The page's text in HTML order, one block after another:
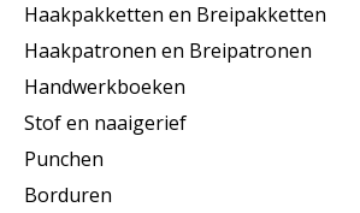
Haakpakketten en Breipakketten
Haakpatronen en Breipatronen
Handwerkboeken
Stof en naaigerief
Punchen
Borduren